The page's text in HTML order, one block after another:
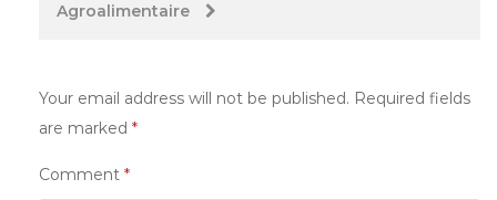
Agroalimentaire
Your email address will not be published. Required fields
are marked *
Comment *